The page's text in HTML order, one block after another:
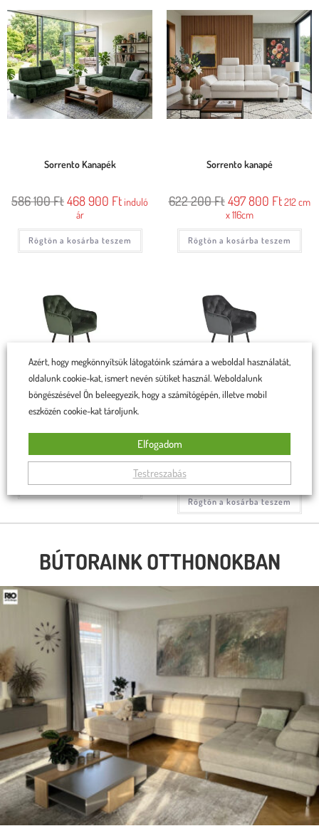
Sorrento Kanapék
586 100Ft468 900 Ftinduló
ár
Rögtön a kosárba teszem
Sorrento kanapé
622 200Ft 497 800 Ft212 cm
x 116cm
Rögtön a kosárba teszem
34 990Ft33 990Ft
Rögtön a kosárba teszem
Rögtön a kosárba teszem
BÚTORAINK OTTHONOKBAN
Azért, hogy megkönnyítsük látogatóink számára a weboldal használatát,
oldalunk cookie-kat, ismert nevén sütiket használ. Weboldalunk
böngészésével Ön beleegyezik, hogy a számítógépén, illetve mobil
eszközén cookie-kat tároljunk.
Testreszabás
Elfogadom